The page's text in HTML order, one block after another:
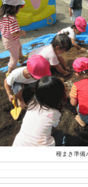
種まき準備♪